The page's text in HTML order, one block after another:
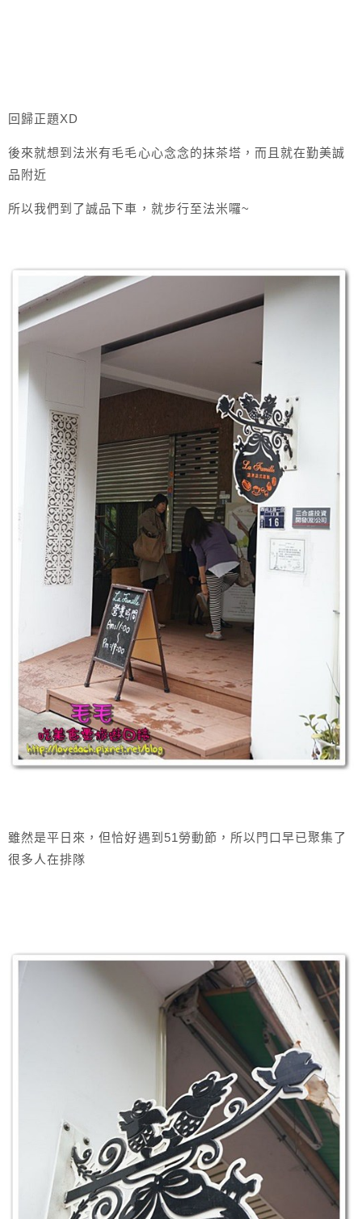
回歸正題XD
後來就想到法米有毛毛心心念念的抹茶塔，而且就在勤美誠
品附近
所以我們到了誠品下車，就步行至法米囉~
雖然是平日來，但恰好遇到51勞動節，所以門口早已聚集了
很多人在排隊